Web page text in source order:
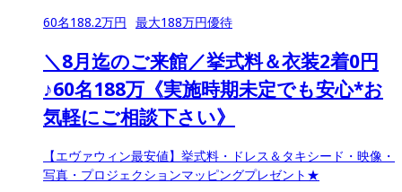
60名188.2万円 最大188万円優待
＼8月迄のご来館／挙式料＆衣装2着0円
♪60名188万《実施時期未定でも安心*お
気軽にご相談下さい》
【エヴァウィン最安値】挙式料・ドレス＆タキシード・映像・
写真・プロジェクションマッピングプレゼント★